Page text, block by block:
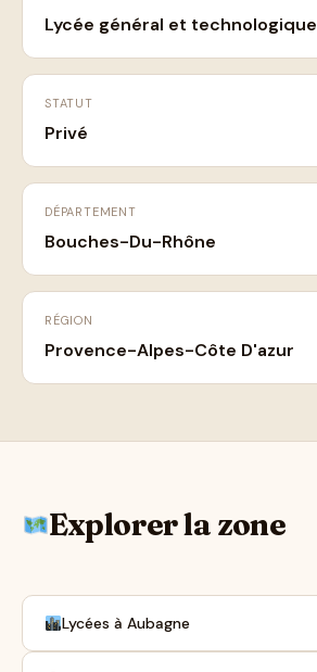
Lycée général et technologique
STATUT
Privé
DÉPARTEMENT
Bouches-Du-Rhône
RÉGION
Provence-Alpes-Côte D'azur
Explorer la zone
Lycées à Aubagne